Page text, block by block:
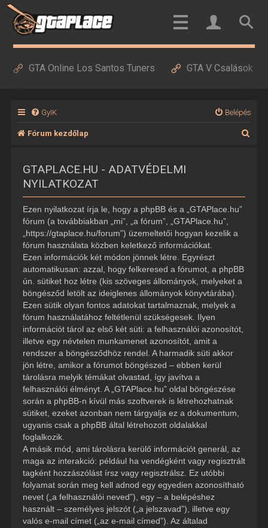
GTA Online Los Santos Tuners GTA V Csalások
GyIK Belépés
Fórum kezdőlap
GTAPLACE.HU - ADATVÉDELMI
NYILATKOZAT
Ezen nyilatkozat írja le, hogy a phpBB és a „GTAPlace.hu”
fórum (a továbbiakban „mi”, „a fórum”, „GTAPlace.hu”,
„https://gtaplace.hu/forum”) üzemeltetői hogyan kezelik a
fórum használata közben keletkező információkat.
Ezen információk két módon jönnek létre. Egyrészt
automatikusan: azzal, hogy felkeresed a fórumot, a phpBB
ún. sütiket hoz létre (kis szöveges állományok, melyeket a
böngésződ letölt az ideiglenes állományok könyvtárába).
Ezen sütik olyan fontos adatokat tartalmaznak, melyek a
fórum használatához feltétlenül szükségesek. Ilyen
információt tárol az első két süti: a felhasználói azonosítót,
illetve egy névtelen munkamenet azonosítót, amit a
rendszer a böngésződhöz rendel. A harmadik süti akkor
jön létre, amikor a fórumot böngészed – ebben kerül
tárolásra melyik témákat olvastad, így javítva a
felhasználói élményt. A „GTAPlace.hu” oldal böngészése
során a phpBB-n kívül más szoftverek is létrehozhatnak
sütiket, ezeket azonban nem tárgyalja ez a dokumentum,
ugyanis csak a phpBB által létrehozott oldalakkal
foglalkozik.
A másik mód, ami tárolásra kerülő információt generál, az
maga az interakció: például ha vendégként vagy regisztrált
tagként hozzászólást írsz vagy regisztrálsz. Ez utóbbi
folyamat során meg kell adnod egy egyedien azonosítható
nevet („a felhasználói neved”), egy – a belépéshez
használt – személyes jelszót („a jelszavad”), illetve egy
valós e-mail címet („az e-mail címed”). Az általad